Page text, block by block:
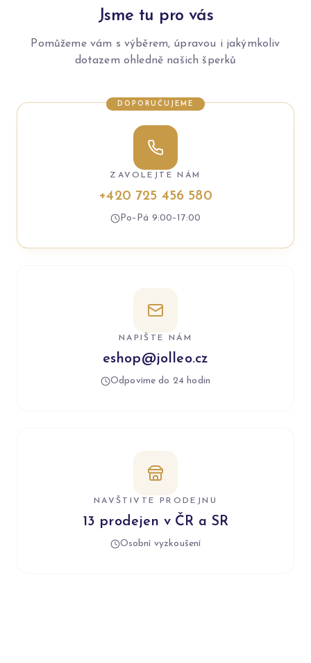
Jsme tu pro vás
Pomůžeme vám s výběrem, úpravou i jakýmkoliv
dotazem ohledně našich šperků
DOPORUČUJEME
ZAVOLEJTE NÁM
+420 725 456 580
Po–Pá 9:00–17:00
NAPIŠTE NÁM
eshop@jolleo.cz
Odpovíme do 24 hodin
NAVŠTIVTE PRODEJNU
13 prodejen v ČR a SR
Osobní vyzkoušení